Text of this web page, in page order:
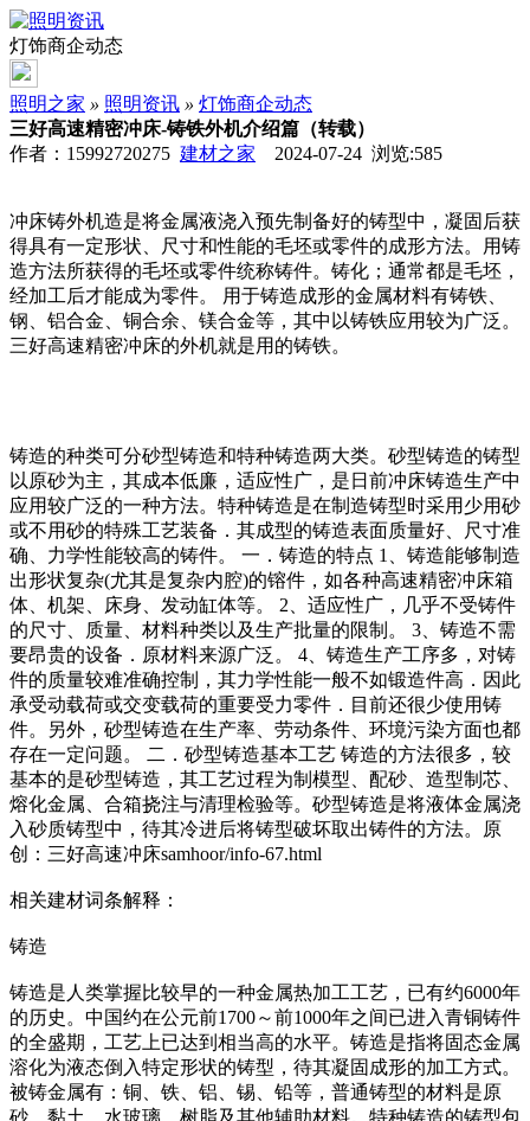
灯饰商企动态
照明之家 » 照明资讯 » 灯饰商企动态
三好高速精密冲床-铸铁外机介绍篇（转载）
作者：15992720275 建材之家 2024-07-24 浏览:585
冲床铸外机造是将金属液浇入预先制备好的铸型中，凝固后获
得具有一定形状、尺寸和性能的毛坯或零件的成形方法。用铸
造方法所获得的毛坯或零件统称铸件。铸化；通常都是毛坯，
经加工后才能成为零件。 用于铸造成形的金属材料有铸铁、
钢、铝合金、铜合余、镁合金等，其中以铸铁应用较为广泛。
三好高速精密冲床的外机就是用的铸铁。
铸造的种类可分砂型铸造和特种铸造两大类。砂型铸造的铸型
以原砂为主，其成本低廉，适应性广，是日前冲床铸造生产中
应用较广泛的一种方法。特种铸造是在制造铸型时采用少用砂
或不用砂的特殊工艺装备．其成型的铸造表面质量好、尺寸准
确、力学性能较高的铸件。 一．铸造的特点 1、铸造能够制造
出形状复杂(尤其是复杂内腔)的镕件，如各种高速精密冲床箱
体、机架、床身、发动缸体等。 2、适应性广，几乎不受铸件
的尺寸、质量、材料种类以及生产批量的限制。 3、铸造不需
要昂贵的设备．原材料来源广泛。 4、铸造生产工序多，对铸
件的质量较难准确控制，其力学性能一般不如锻造件高．因此
承受动载荷或交变载荷的重要受力零件．目前还很少使用铸
件。另外，砂型铸造在生产率、劳动条件、环境污染方面也都
存在一定问题。 二．砂型铸造基本工艺 铸造的方法很多，较
基本的是砂型铸造，其工艺过程为制模型、配砂、造型制芯、
熔化金属、合箱挠注与清理检验等。砂型铸造是将液体金属浇
入砂质铸型中，待其冷进后将铸型破坏取出铸件的方法。原
创：三好高速冲床samhoor/info-67.html
相关建材词条解释：
铸造
铸造是人类掌握比较早的一种金属热加工工艺，已有约6000年
的历史。中国约在公元前1700～前1000年之间已进入青铜铸件
的全盛期，工艺上已达到相当高的水平。铸造是指将固态金属
溶化为液态倒入特定形状的铸型，待其凝固成形的加工方式。
被铸金属有：铜、铁、铝、锡、铅等，普通铸型的材料是原
砂、黏土、水玻璃、树脂及其他辅助材料。特种铸造的铸型包